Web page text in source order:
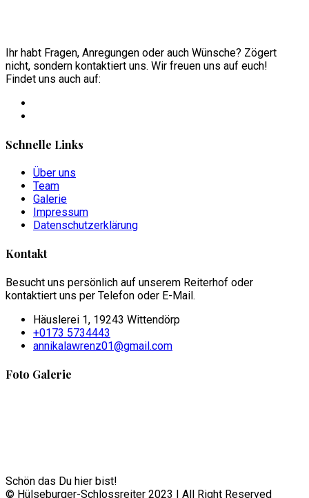
Ihr habt Fragen, Anregungen oder auch Wünsche? Zögert
nicht, sondern kontaktiert uns. Wir freuen uns auf euch!
Findet uns auch auf:
Schnelle Links
Über uns
Team
Galerie
Impressum
Datenschutzerklärung
Kontakt
Besucht uns persönlich auf unserem Reiterhof oder
kontaktiert uns per Telefon oder E-Mail.
Häuslerei 1, 19243 Wittendörp
+0173 5734443
annikalawrenz01@gmail.com
Foto Galerie
Schön das Du hier bist!
© Hülseburger-Schlossreiter 2023 | All Right Reserved